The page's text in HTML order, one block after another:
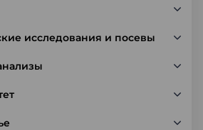
исследования и посевы